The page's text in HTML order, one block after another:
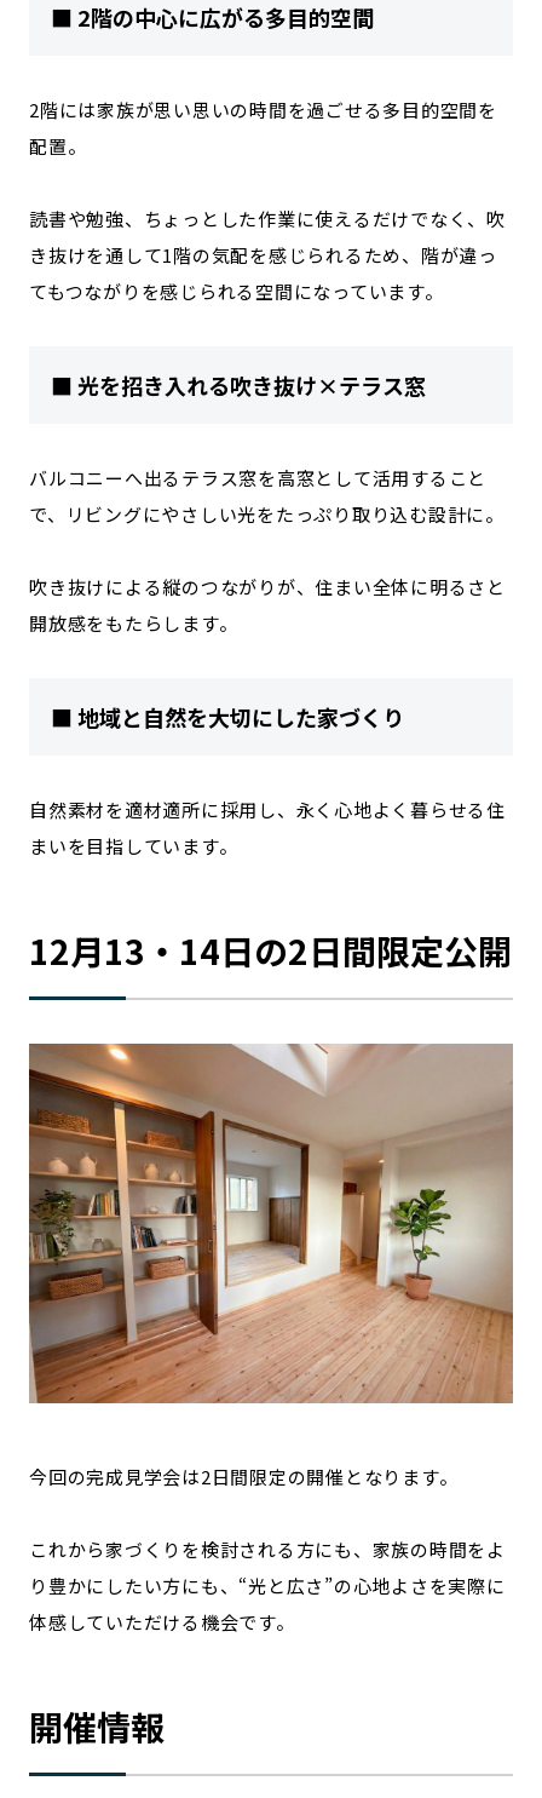
■ 2階の中心に広がる多目的空間
2階には家族が思い思いの時間を過ごせる多目的空間を
配置。
読書や勉強、ちょっとした作業に使えるだけでなく、吹
き抜けを通して1階の気配を感じられるため、階が違っ
てもつながりを感じられる空間になっています。
■ 光を招き入れる吹き抜け×テラス窓
バルコニーへ出るテラス窓を高窓として活用すること
で、リビングにやさしい光をたっぷり取り込む設計に。
吹き抜けによる縦のつながりが、住まい全体に明るさと
開放感をもたらします。
■ 地域と自然を大切にした家づくり
自然素材を適材適所に採用し、永く心地よく暮らせる住
まいを目指しています。
12月13・14日の2日間限定公開
今回の完成見学会は2日間限定の開催となります。
これから家づくりを検討される方にも、家族の時間をよ
り豊かにしたい方にも、“光と広さ”の心地よさを実際に
体感していただける機会です。
開催情報